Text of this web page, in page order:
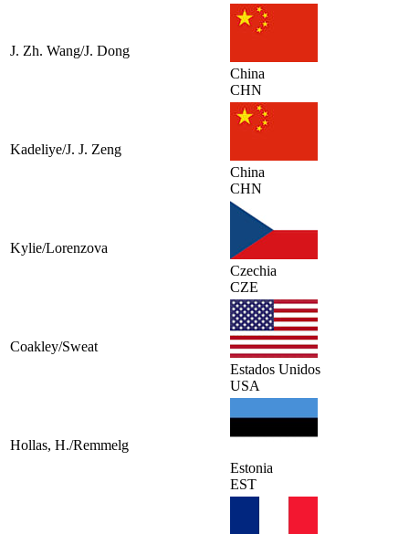
J. Zh. Wang/J. Dong
China
CHN
Kadeliye/J. J. Zeng
China
CHN
Kylie/Lorenzova
Czechia
CZE
Coakley/Sweat
Estados Unidos
USA
Hollas, H./Remmelg
Estonia
EST